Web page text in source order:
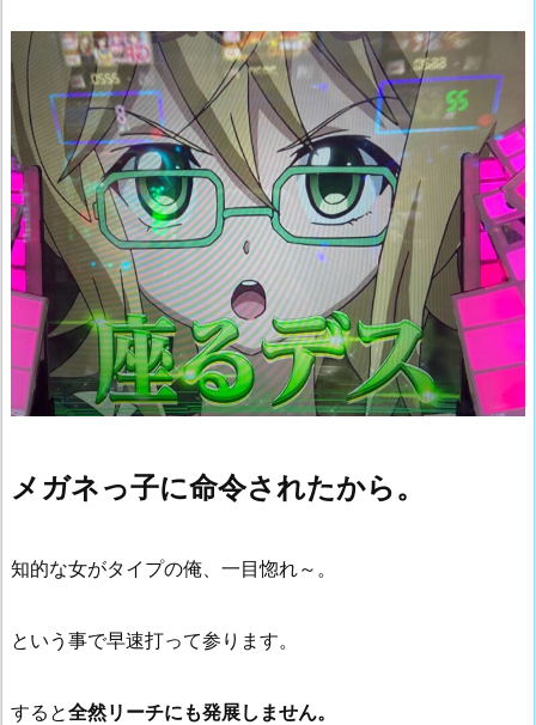
メガネっ子に命令されたから。
知的な女がタイプの俺、一目惚れ～。
という事で早速打って参ります。
すると全然リーチにも発展しません。